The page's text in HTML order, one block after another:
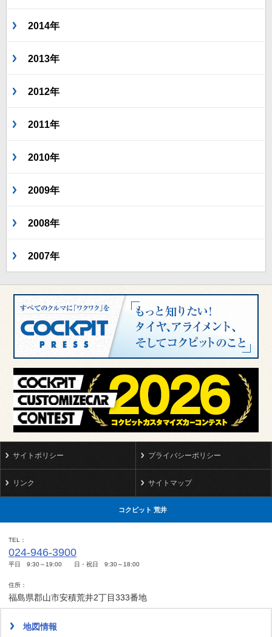
2014年
2013年
2012年
2011年
2010年
2009年
2008年
2007年
サイトポリシー プライバシーポリシー
リンク サイトマップ
コクピット 荒井
TEL
024-946-3900
平日 9:30～19:00 日・祝日 9:30～18:00
住所
福島県郡山市安積荒井2丁目333番地
地図情報